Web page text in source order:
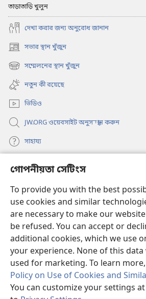
গোপনীয়তা সেটিংস
To provide you with the best
use cookies and similar
are necessary to make our
be refused. You can accept or
additional cookies, which we use
your experience. None of this
used for marketing. To learn
Policy on Use of Cookies and
You can customize your settings
তাড়াতাড়ি খুলুন
দেখা করার জন্য অনুরোধ জানান
সভার স্থান খুঁজুন
(opens
new
window)
সম্মেলনের স্থান খুঁজুন
(opens
new
window)
নতুন কী রয়েছে
ভিডিও
JW.ORG ওয়েবসাইট অনুসন্ধান করুন
সাহায্য
দান
(opens
window)
ওয়াচটাওয়ার অনলাইন লাইব্রেরি
(opens
new
®
(opens
new
window)JW লাইব্রেরি অ্যাপ
Copyright© 2026 Watch Tower Bible and